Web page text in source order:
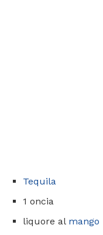
Tequila
1 oncia
liquore al mango